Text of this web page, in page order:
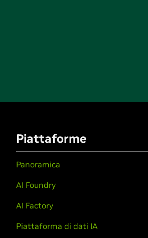
Piattaforme
Panoramica
AI Foundry
AI Factory
Piattaforma di dati IA